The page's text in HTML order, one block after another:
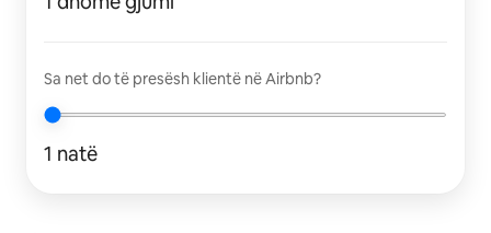
Sa net do të presësh klientë në Airbnb?
1 natë